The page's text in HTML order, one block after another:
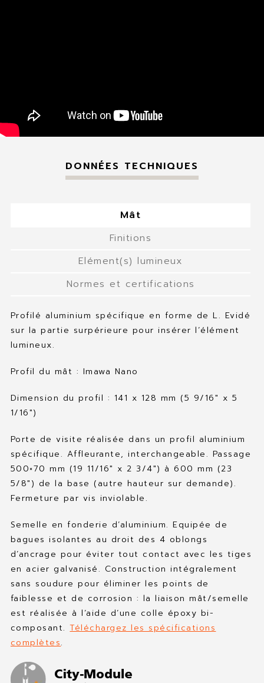
DONNÉES TECHNIQUES
Mât
Finitions
Elément(s) lumineux
Normes et certifications
Profilé aluminium spécifique en forme de L. Evidé
sur la partie surpérieure pour insérer l’élément
lumineux.
Profil du mât : Imawa Nano
Dimension du profil : 141 x 128 mm (5 9/16″ x 5
1/16″)
Porte de visite réalisée dans un profil aluminium
spécifique. Affleurante, interchangeable. Passage
500×70 mm (19 11/16″ x 2 3/4″) à 600 mm (23
5/8″) de la base (autre hauteur sur demande).
Fermeture par vis inviolable.
Semelle en fonderie d’aluminium. Equipée de
bagues isolantes au droit des 4 oblongs
d’ancrage pour éviter tout contact avec les tiges
en acier galvanisé. Construction intégralement
sans soudure pour éliminer les points de
faiblesse et de corrosion : la liaison mât/semelle
est réalisée à l’aide d’une colle époxy bi-
composant.Téléchargez les spécifications
complètes.